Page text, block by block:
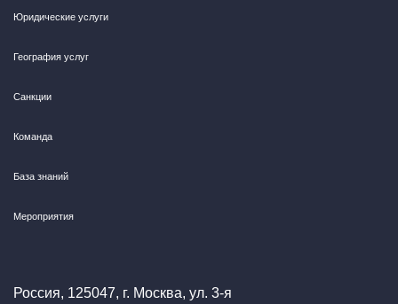
Юридические услуги
География услуг
Санкции
Команда
База знаний
Мероприятия
Россия, 125047, г. Москва, ул. 3-я